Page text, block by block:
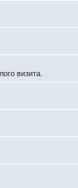
визита.